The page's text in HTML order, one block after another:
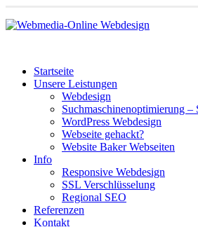
Startseite
Unsere Leistungen
Webdesign
Suchmaschinenoptimierung –
WordPress Webdesign
Webseite gehackt?
Website Baker Webseiten
Info
Responsive Webdesign
SSL Verschlüsselung
Regional SEO
Referenzen
Kontakt